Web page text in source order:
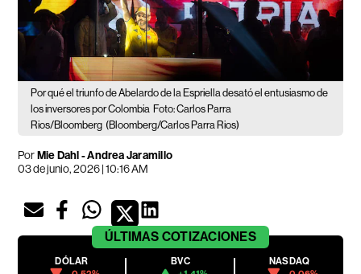
Por qué el triunfo de Abelardo de la Espriella desató el entusiasmo de
los inversores por Colombia Foto: Carlos Parra
Rios/Bloomberg (Bloomberg/Carlos Parra Rios)
PorMie Dahl - Andrea Jaramillo
03 de junio, 2026 | 10:16 AM
ÚLTIMAS COTIZACIONES
DÓLAR
BVC
NASDAQ